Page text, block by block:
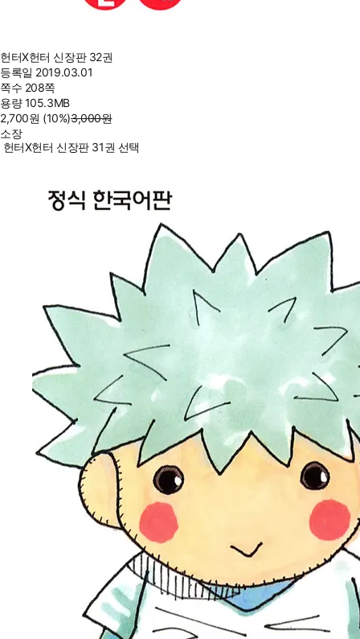
헌터X헌터 신장판 32권
등록일 2019.03.01
쪽수 208쪽
용량105.3MB
2,700원 (10%)3,000원
소장
헌터X헌터 신장판 31권 선택